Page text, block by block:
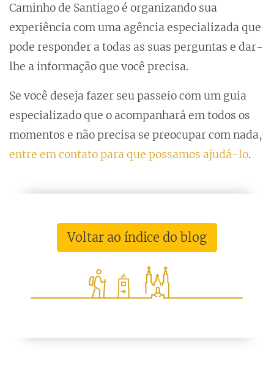
Caminho de Santiago é organizando sua
experiência com uma agência especializada que
pode responder a todas as suas perguntas e dar-
lhe a informação que você precisa.
Se você deseja fazer seu passeio com um guia
especializado que o acompanhará em todos os
momentos e não precisa se preocupar com nada,
entre em contato para que possamos ajudá-lo.
Voltar ao índice do blog